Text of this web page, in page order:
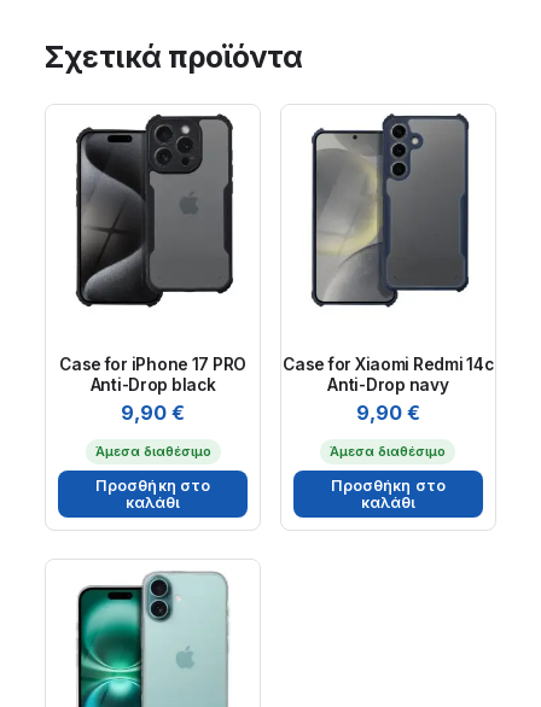
Σχετικά προϊόντα
Case for iPhone 17 PRO
Anti-Drop black
9,90€
Άμεσα διαθέσιμο
Προσθήκη στο
καλάθι
Case for Xiaomi Redmi 14c
Anti-Drop navy
9,90 €
Άμεσα διαθέσιμο
Προσθήκη στο
καλάθι